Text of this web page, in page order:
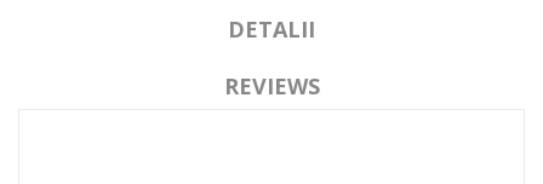
DETALII
REVIEWS